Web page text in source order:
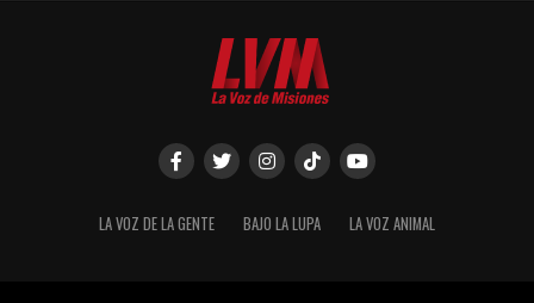
LA VOZ DE LA GENTE BAJO LA LUPA LA VOZ ANIMAL